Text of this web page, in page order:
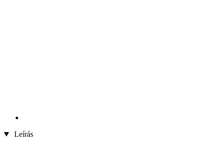
Leírás